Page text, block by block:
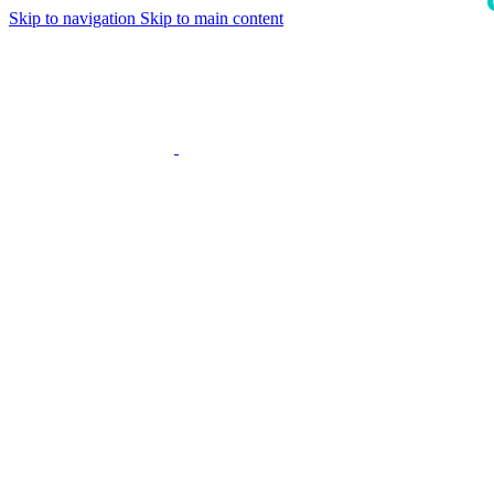
Skip to navigation Skip to main content